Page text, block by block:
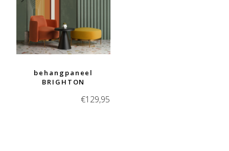
behangpaneel
BRIGHTON
€129,95